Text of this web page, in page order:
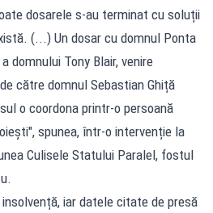
dosarele s-au terminat cu soluții
(...) Un dosar cu domnul Ponta
domnului Tony Blair, venire
către domnul Sebastian Ghiță
o coordona printr-o persoană
spunea, într-o intervenție la
Culisele Statului Paralel, fostul
iar datele citate de presă